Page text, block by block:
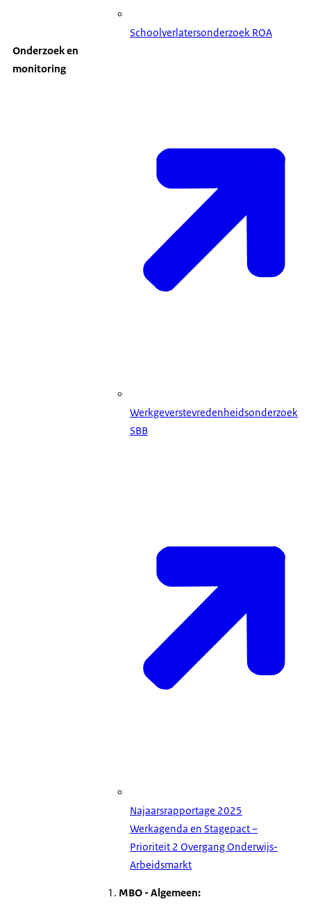
Onderzoek en
monitoring
Schoolverlatersonderzoek ROA
Werkgeverstevredenheidsonderzoek
SBB
Najaarsrapportage 2025
Werkagenda en Stagepact –
Prioriteit 2 Overgang Onderwijs-
Arbeidsmarkt
1. MBO - Algemeen: